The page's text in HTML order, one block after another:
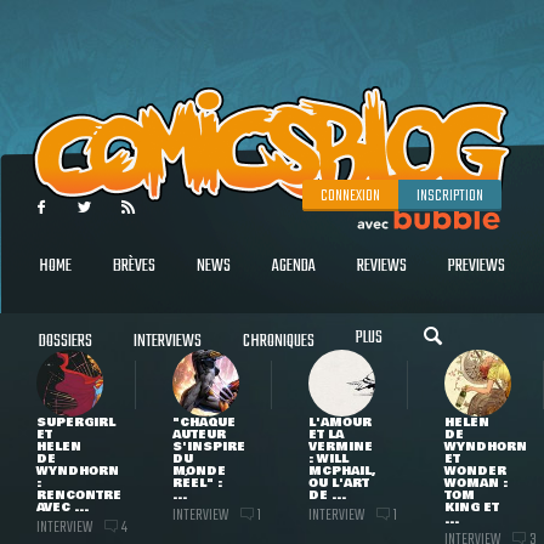
CONNEXION INSCRIPTION
HOME BRÈVES NEWS AGENDA REVIEWS PREVIEWS
DOSSIERS INTERVIEWS CHRONIQUES PLUS
SUPERGIRL
ET
HELEN
DE
WYNDHORN
:
RENCONTRE
AVEC ...
INTERVIEW 4
"CHAQUE
AUTEUR
S'INSPIRE
DU
MONDE
RÉEL" :
...
INTERVIEW 1
L'AMOUR
ET LA
VERMINE
: WILL
MCPHAIL,
OU L'ART
DE ...
INTERVIEW 1
HELEN
DE
WYNDHORN
ET
WONDER
WOMAN :
TOM
KING ET
...